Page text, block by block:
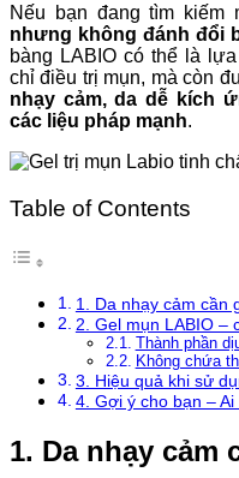
Nếu bạn đang tìm kiếm
nhưng không đánh đổi
bàng LABIO có thể là
chỉ điều trị mụn, mà còn
nhạy cảm, da dễ kích
các liệu pháp mạnh.
Table of Contents
1. Da nhạy cảm cần
2. Gel mụn LABIO –
Thành phần
Không chứa
3. Hiệu quả khi sử
4. Gợi ý cho bạn –
1. Da nhạy cảm